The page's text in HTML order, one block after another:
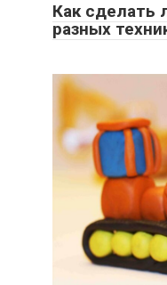
Как сделать
разных